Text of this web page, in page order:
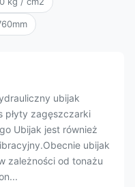
ubijak
płyty zagęszczarki
Ubijak jest również
ubijak
zależności od tonażu